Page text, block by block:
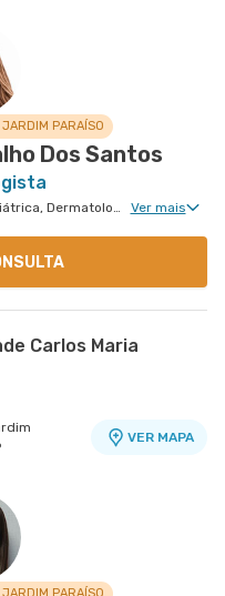
Jacarei
PARAÍSO
Dos Santos
Dermatologia Clinica, Dermatologia Pediátrica, Dermatologia de Tratamento de Hidradenite, Dermatologia Tratamento de Dermatite Atópica, Dermatologia de Tratamento de Psoríase, Dermatologiatratamento de Urticária Crônica Ver mais
Carlos Maria
VER MAPA